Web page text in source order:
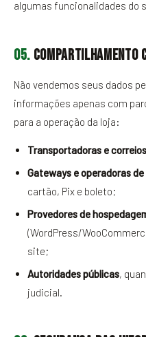
algumas funcionalidades do
05.Compartilhamento
Não vendemos seus dados
informações apenas com
para a operação da loja:
Transportadoras e correios
Gateways e operadoras
cartão, Pix e boleto;
Provedores de
(WordPress/
site;
Autoridades públicas,
judicial.